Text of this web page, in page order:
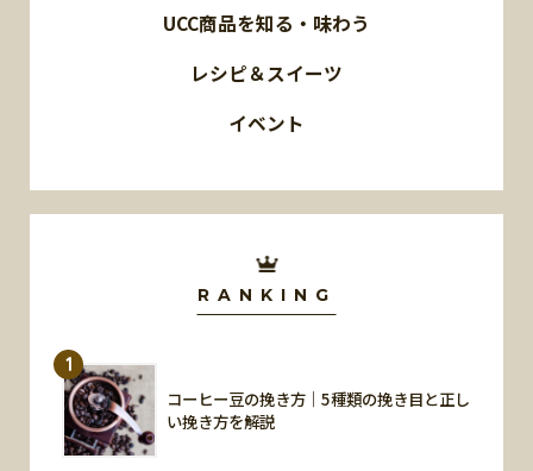
UCC商品を知る・味わう
レシピ＆スイーツ
イベント
RANKING
1
コーヒー豆の挽き方｜5種類の挽き目と正し
い挽き方を解説